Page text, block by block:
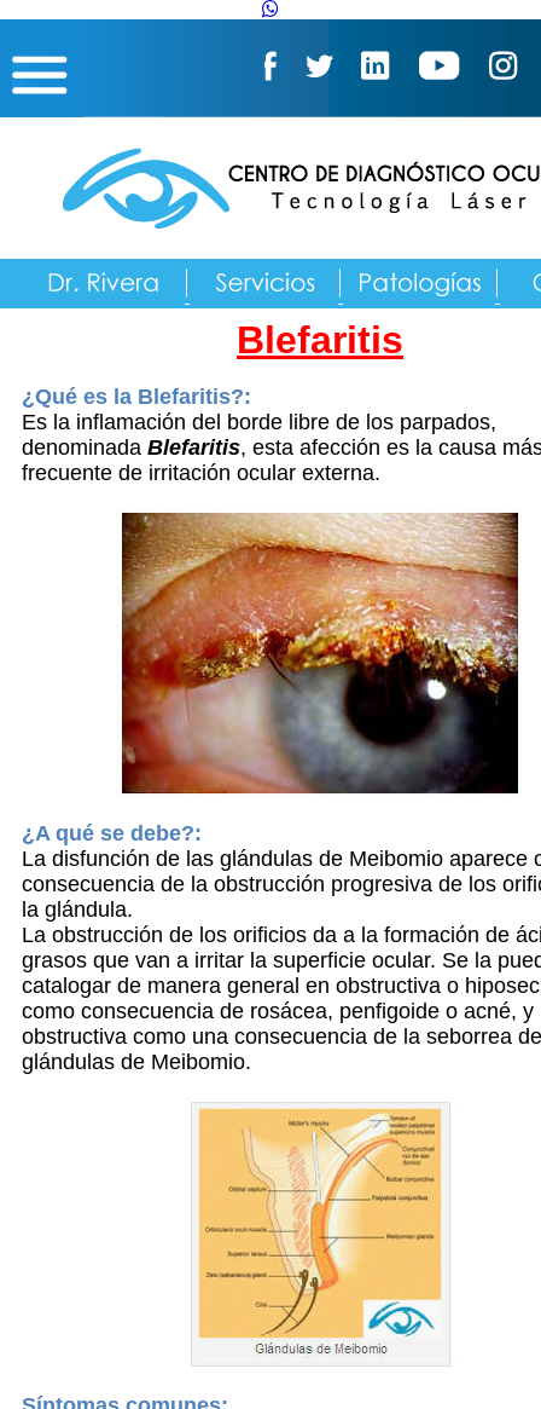
Blefaritis
¿Qué es la Blefaritis?:
Es la inflamación del borde libre de los parpados,
denominada Blefaritis, esta afección es la causa
frecuente de irritación ocular externa.
¿A qué se debe?:
La disfunción de las glándulas de Meibomio aparece
consecuencia de la obstrucción progresiva de los
la glándula.
La obstrucción de los orificios da a la formación de
grasos que van a irritar la superficie ocular. Se la
catalogar de manera general en obstructiva o
como consecuencia de rosácea, penfigoide o acné, y
obstructiva como una consecuencia de la seborrea
glándulas de Meibomio.